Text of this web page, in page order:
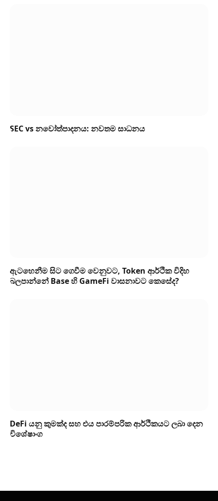
SEC vs නවෝත්පාදනය: නවතම සාධනය
ඇටහෙනීම සිට ගෙවීම වෙනුවට, Token ආර්ථික විදිහ
බලපාන්නේ Base හි GameFi වාසනාවට කෙසේද?
DeFi යනු කුමක්ද සහ එය පාරම්පරික ආර්ථිකයට ලබා දෙන
විශේෂාංග